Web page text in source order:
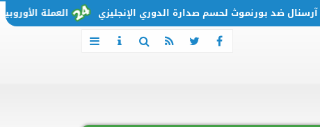
العملة الأوروبية تتحرك من ضد بورنموث لحسم صدارة الدوري الإنجليزي